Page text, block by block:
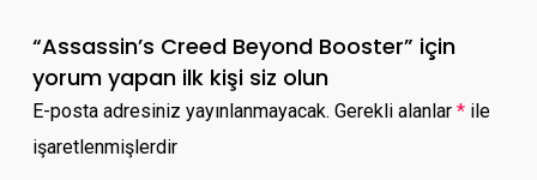
“Assassin’s Creed Beyond Booster” için
yorum yapan ilk kişi siz olun
E-posta adresiniz yayınlanmayacak. Gerekli alanlar *ile
işaretlenmişlerdir